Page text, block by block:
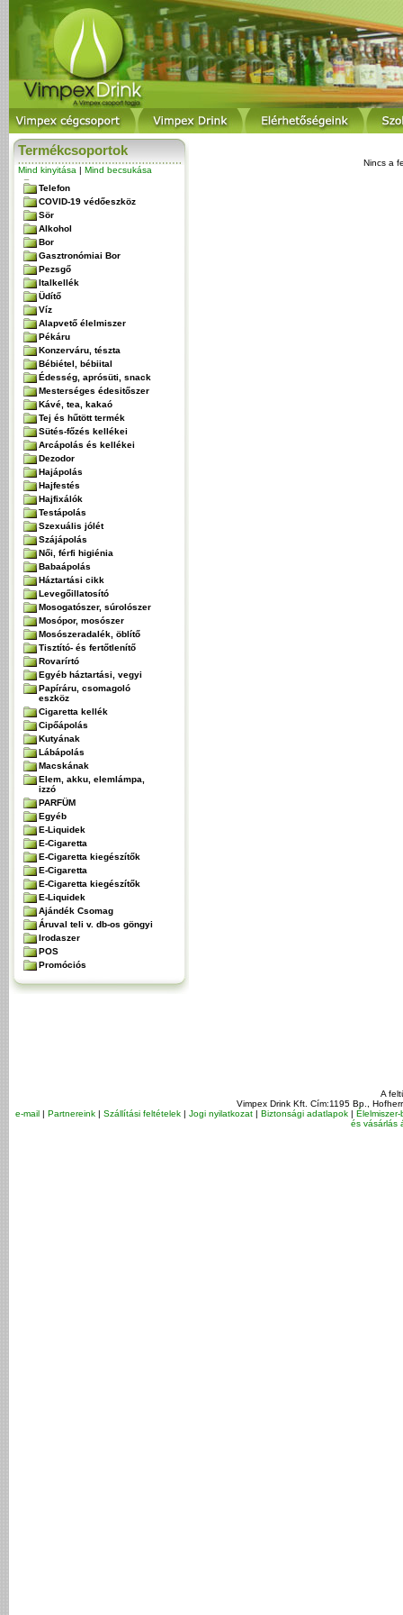
Termékcsoportok
Mind kinyitása | Mind becsukása
Telefon
COVID-19 védőeszköz
Sör
Alkohol
Bor
Gasztronómiai Bor
Pezsgő
Italkellék
Üdítő
Víz
Alapvető élelmiszer
Pékáru
Konzerváru, tészta
Bébiétel, bébiital
Édesség, aprósüti, snack
Mesterséges édesitőszer
Kávé, tea, kakaó
Tej és hűtött termék
Sütés-főzés kellékei
Arcápolás és kellékei
Dezodor
Hajápolás
Hajfestés
Hajfixálók
Testápolás
Szexuális jólét
Szájápolás
Női, férfi higiénia
Babaápolás
Háztartási cikk
Levegőillatosító
Mosogatószer, súrolószer
Mosópor, mosószer
Mosószeradalék, öblítő
Tisztító- és fertőtlenítő
Rovarírtó
Egyéb háztartási, vegyi
Papíráru, csomagoló
eszköz
Cigaretta kellék
Cipőápolás
Kutyának
Lábápolás
Macskának
Elem, akku, elemlámpa,
izzó
PARFÜM
Egyéb
E-Liquidek
E-Cigaretta
E-Cigaretta kiegészítők
E-Cigaretta
E-Cigaretta kiegészítők
E-Liquidek
Ajándék Csomag
Áruval teli v. db-os göngyi
Irodaszer
POS
Promóciós
Nincs a
A
Vimpex Drink Kft. Cím:1195 Bp.,
e-mail| Partnereink| Szállítási feltételek| Jogi nyilatkozat| Biztonsági adatlapok|
és vásárlás